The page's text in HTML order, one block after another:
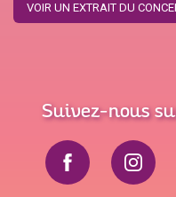
VOIR UN EXTRAIT DU
Suivez-nous